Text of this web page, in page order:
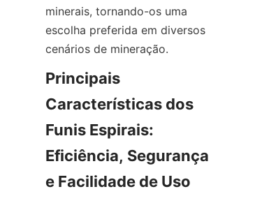
minerais, tornando-os uma
escolha preferida em diversos
cenários de mineração.
Principais
Características dos
Funis Espirais:
Eficiência, Segurança
e Facilidade de Uso